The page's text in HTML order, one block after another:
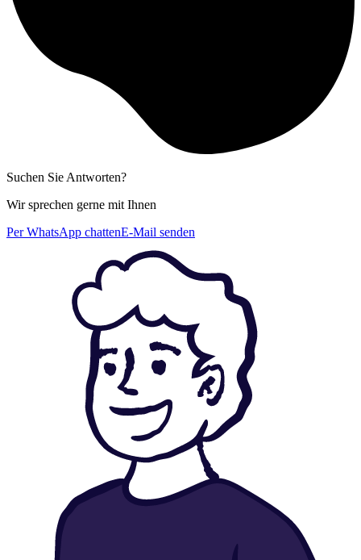
Suchen Sie Antworten?
Wir sprechen gerne mit Ihnen
Per WhatsApp chattenE-Mail senden